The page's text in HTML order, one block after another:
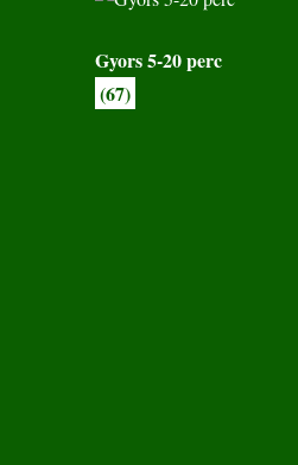
Gyors 5-20 perc
(67)